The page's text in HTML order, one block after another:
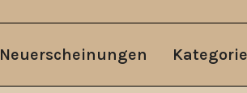
Neuerscheinungen